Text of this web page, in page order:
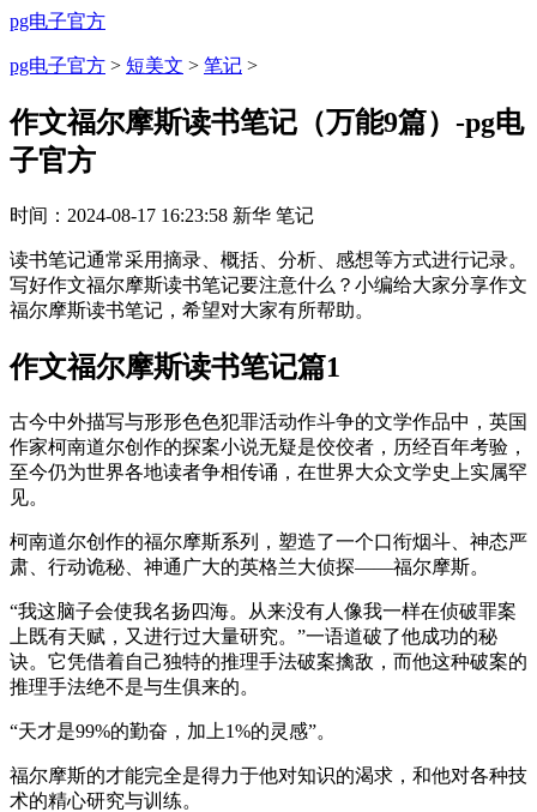
pg电子官方
pg电子官方 > 短美文 > 笔记 >
作文福尔摩斯读书笔记（万能9篇）-pg电
子官方
时间： 2024-08-17 16:23:58 新华 笔记
读书笔记通常采用摘录、概括、分析、感想等方式进行记录。
写好作文福尔摩斯读书笔记要注意什么？小编给大家分享作文
福尔摩斯读书笔记，希望对大家有所帮助。
作文福尔摩斯读书笔记篇1
古今中外描写与形形色色犯罪活动作斗争的文学作品中，英国
作家柯南道尔创作的探案小说无疑是佼佼者，历经百年考验，
至今仍为世界各地读者争相传诵，在世界大众文学史上实属罕
见。
柯南道尔创作的福尔摩斯系列，塑造了一个口衔烟斗、神态严
肃、行动诡秘、神通广大的英格兰大侦探——福尔摩斯。
“我这脑子会使我名扬四海。从来没有人像我一样在侦破罪案
上既有天赋，又进行过大量研究。”一语道破了他成功的秘
诀。它凭借着自己独特的推理手法破案擒敌，而他这种破案的
推理手法绝不是与生俱来的。
“天才是99%的勤奋，加上1%的灵感”。
福尔摩斯的才能完全是得力于他对知识的渴求，和他对各种技
术的精心研究与训练。